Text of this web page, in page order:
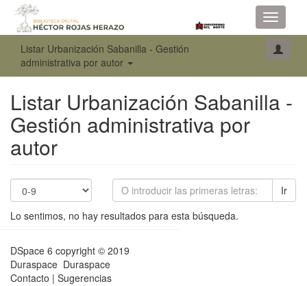
Toggle
Listar Urbanización Sabanilla - Gestión
administrativa por autor
Listar Urbanización Sabanilla -
Gestión administrativa por
autor
Ir
Lo sentimos, no hay resultados para esta búsqueda.
DSpace 6 copyright © 2019
Duraspace Duraspace
Contacto | Sugerencias